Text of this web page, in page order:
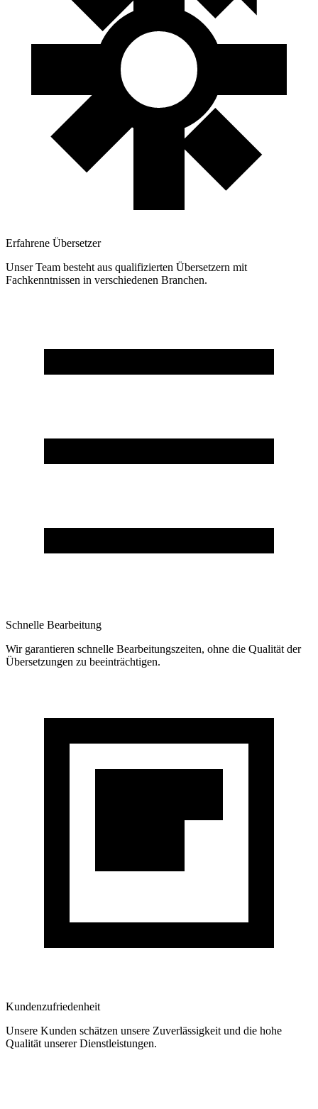
Erfahrene Übersetzer
Unser Team besteht aus qualifizierten Übersetzern mit
Fachkenntnissen in verschiedenen Branchen.
Schnelle Bearbeitung
Wir garantieren schnelle Bearbeitungszeiten, ohne die Qualität der
Übersetzungen zu beeinträchtigen.
Kundenzufriedenheit
Unsere Kunden schätzen unsere Zuverlässigkeit und die hohe
Qualität unserer Dienstleistungen.